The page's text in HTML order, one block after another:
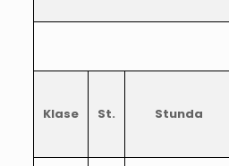
Klase St. Stunda